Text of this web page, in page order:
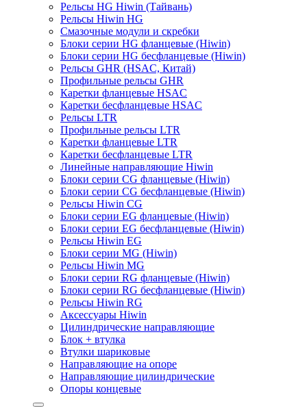
Рельсы HG Hiwin (Тайвань)
Рельсы Hiwin HG
Смазочные модули и скребки
Блоки серии HG фланцевые (Hiwin)
Блоки серии HG бесфланцевые (Hiwin)
Рельсы GHR (HSAC, Китай)
Профильные рельсы GHR
Каретки фланцевые HSAC
Каретки бесфланцевые HSAC
Рельсы LTR
Профильные рельсы LTR
Каретки фланцевые LTR
Каретки бесфланцевые LTR
Линейные направляющие Hiwin
Блоки серии CG фланцевые (Hiwin)
Блоки серии CG бесфланцевые (Hiwin)
Рельсы Hiwin CG
Блоки серии EG фланцевые (Hiwin)
Блоки серии EG бесфланцевые (Hiwin)
Рельсы Hiwin EG
Блоки серии MG (Hiwin)
Рельсы Hiwin MG
Блоки серии RG фланцевые (Hiwin)
Блоки серии RG бесфланцевые (Hiwin)
Рельсы Hiwin RG
Аксессуары Hiwin
Цилиндрические направляющие
Блок + втулка
Втулки шариковые
Направляющие на опоре
Направляющие цилиндрические
Опоры концевые